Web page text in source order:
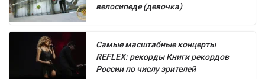
велосипеде (девочка)
Самые масштабные концерты
REFLEX: рекорды Книги рекордов
России по числу зрителей